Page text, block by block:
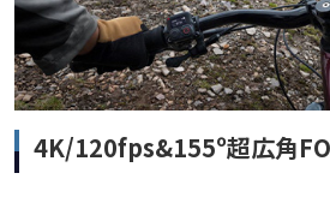
4K/120fps&155º超広角